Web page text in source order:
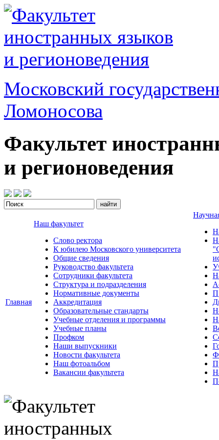
Московский
Ломоносова
Факультет
и регионоведения
Главная
Наш факультет
Слово ректора
К юбилею Московского университета
Общие сведения
Руководство факультета
Сотрудники факультета
Структура и подразделения
Нормативные документы
Аккредитация
Образовательные стандарты
Учебные отделения и программы
Учебные планы
Профком
Наши выпускники
Новости факультета
Наш фотоальбом
Вакансии факультета